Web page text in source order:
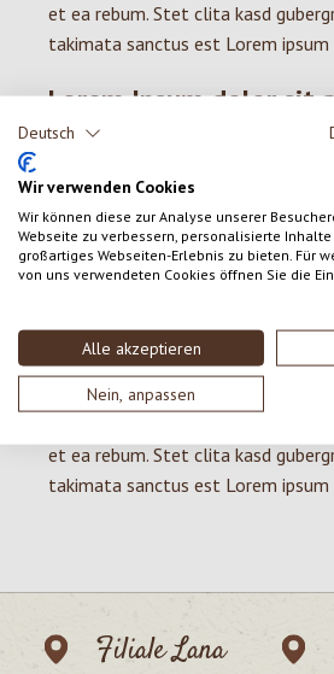
Deutsch
Wir verwenden Cookies
Wir können diese zur Analyse unserer
Webseite zu verbessern, personalisierte
großartiges Webseiten-Erlebnis zu bieten. Für
von uns verwendeten Cookies öffnen Sie die
Alle akzeptieren
Nein, anpassen
et ea rebum. Stet clita kasd
takimata sanctus est Lorem
Lorem Ipsum dolor sit
elitr, sed diam nonumy eirmod
labore et dolore magna aliquyam
voluptua. At vero eos et accusam
et ea rebum. Stet clita kasd
Lorem ipsum dolor sit amet,
elitr, sed diam nonumy eirmod
labore et dolore magna aliquyam
et ea rebum. Stet clita kasd
takimata sanctus est Lorem
Filiale Lana